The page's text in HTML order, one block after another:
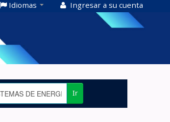
Idiomas Ingresar a su cuenta
Ir